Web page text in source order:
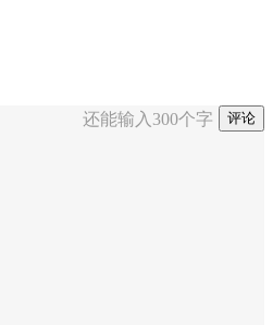
还能输入 300个字